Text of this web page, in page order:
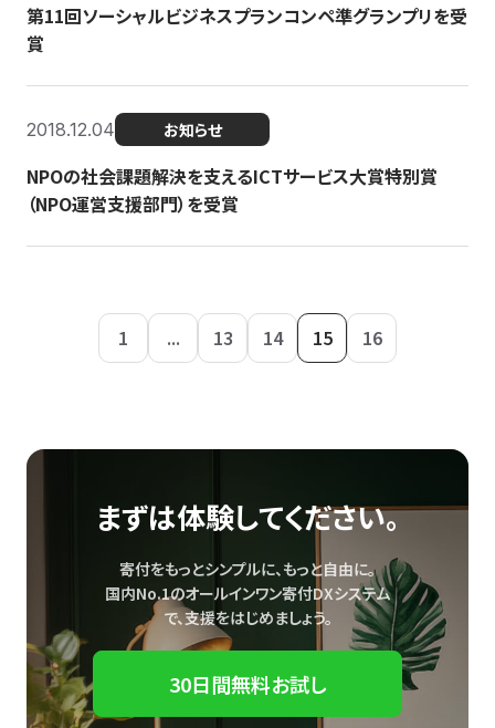
第11回ソーシャルビジネスプランコンペ準グランプリを受
賞
2018.12.04 お知らせ
NPOの社会課題解決を支えるICTサービス大賞特別賞
（NPO運営支援部門）を受賞
1 ... 13 14 15 16
まずは体験してください。
寄付をもっとシンプルに、もっと自由に。
国内No.1のオールインワン寄付DXシステム
で、支援をはじめましょう。
30日間無料お試し